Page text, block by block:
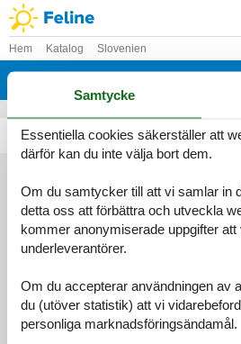
Hem Katalog Slovenien
Katalog - Slovenien -
Tolmin
Information
Persondatapolitik
©Feline Holidays-Feline Holidays
DK-7400 Herning-Danmark -
info@feline-
Samtycke
Essentiella cookies säkerställer att
därför kan du inte välja bort dem.
Om du samtycker till att vi samlar in
detta oss att förbättra och utveckla
kommer anonymiserade uppgifter
underleverantörer.
Om du accepterar användningen av
du (utöver statistik) att vi
personliga marknadsföringsändamål.